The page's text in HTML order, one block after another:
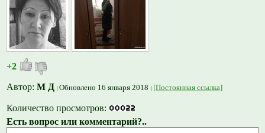
+2
Автор:М Д Обновлено 16 января 2018 [Постоянная ссылка]
Количество просмотров:
Есть вопрос или комментарий?..